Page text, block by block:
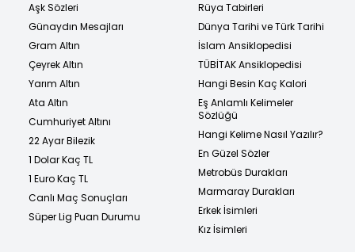
Aşk Sözleri
Günaydın Mesajları
Gram Altın
Çeyrek Altın
Yarım Altın
Ata Altın
Cumhuriyet Altını
22 Ayar Bilezik
1 Dolar Kaç TL
1 Euro Kaç TL
Canlı Maç Sonuçları
Süper Lig Puan Durumu
Rüya Tabirleri
Dünya Tarihi ve Türk Tarihi
İslam Ansiklopedisi
TÜBİTAK Ansiklopedisi
Hangi Besin Kaç Kalori
Eş Anlamlı Kelimeler
Sözlüğü
Hangi Kelime Nasıl Yazılır?
En Güzel Sözler
Metrobüs Durakları
Marmaray Durakları
Erkek İsimleri
Kız İsimleri